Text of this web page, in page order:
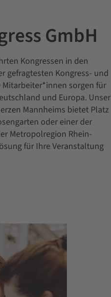
GmbH
Kongressen in den
gefragtesten Kongress- und
sorgen für
und Europa. Unser
Mannheims bietet Platz
oder einer der
Metropolregion Rhein-
für Ihre Veranstaltung